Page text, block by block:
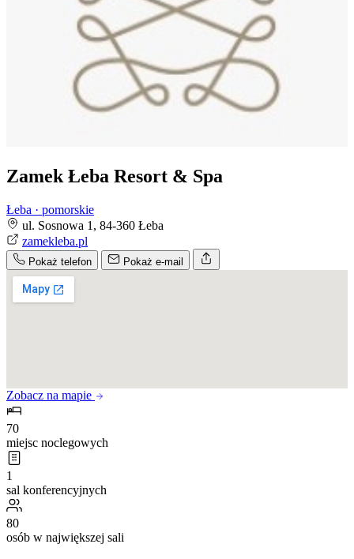
Zamek Łeba Resort & Spa
Łeba · pomorskie
ul. Sosnowa 1, 84-360 Łeba
zamekleba.pl
Pokaż telefon Pokaż e-mail
Zobacz na mapie
70
miejsc noclegowych
1
sal konferencyjnych
80
osób w największej sali